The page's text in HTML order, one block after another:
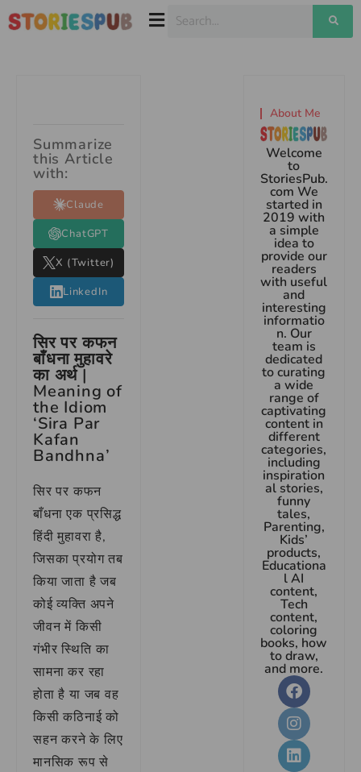
Summarize
this Article
with:
Claude
ChatGPT
X (Twitter)
LinkedIn
सिर पर कफन
बाँधना मुहावरे
का अर्थ |
Meaning of
the Idiom
‘Sira Par
Kafan
Bandhna’
सिर पर कफन
बाँधना एक प्रसिद्ध
हिंदी मुहावरा है,
जिसका प्रयोग तब
किया जाता है जब
कोई व्यक्ति अपने
जीवन में किसी
गंभीर स्थिति का
सामना कर रहा
होता है या जब वह
किसी कठिनाई को
सहन करने के लिए
मानसिक रूप से
About Me
Welcome
to
StoriesPub.
com We
started in
2019 with
a simple
idea to
provide our
readers
with useful
and
interesting
informatio
n. Our
team is
dedicated
to curating
a wide
range of
captivating
content in
different
categories,
including
inspiration
al stories,
funny
tales,
Parenting,
Kids’
products,
Educationa
l AI
content,
Tech
content,
coloring
books, how
to draw,
and more.